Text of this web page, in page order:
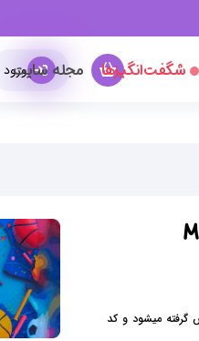
شگفت‌انگیزها مجله سایت
ورود
گرفته میشود و کد